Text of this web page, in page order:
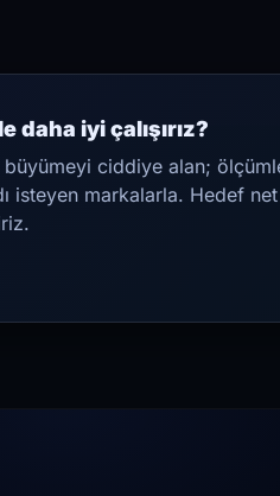
daha iyi çalışırız?
ciddiye alan;
isteyen markalarla. Hedef